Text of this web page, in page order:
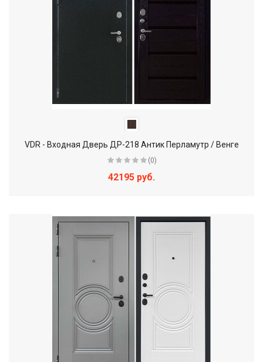
VDR - Входная Дверь ДР-218 Антик Перламутр / Венге
(0)
42195 руб.